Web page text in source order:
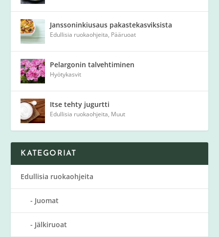
Janssoninkiusaus pakastekasviksista
Edullisia ruokaohjeita, Pääruoat
Pelargonin talvehtiminen
Hyötykasvit
Itse tehty jugurtti
Edullisia ruokaohjeita, Muut
KATEGORIAT
Edullisia ruokaohjeita
Juomat
Jälkiruoat